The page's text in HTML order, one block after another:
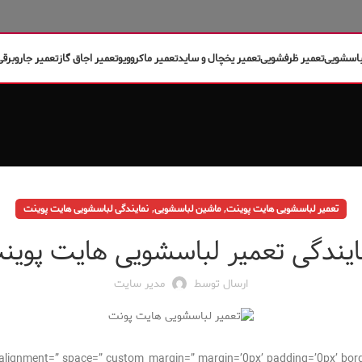
تعمیر ظرفشوییتعمیر یخچال و سایدتعمیر ماکروویوتعمیر اجاق گازتعمیر
تعمیر لباسشویی هایت پوینت,ماشین لباسشویی, نمایندگی لباسشویی هایت پوینت
تعمیر لباسشویی هایت
ارسال توسط مدیر سایت